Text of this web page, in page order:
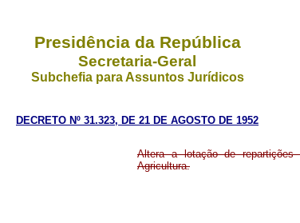
Presidência da República
Secretaria-Geral
Subchefia para Assuntos Jurídicos
DECRETO Nº 31.323, DE 21 DE AGOSTO DE 1952
Altera a lotação de repartições
Agricultura.